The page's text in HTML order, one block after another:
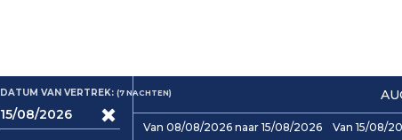
DATUM VAN VERTREK:(7NACHTEN)
Van 08/08/2026 naar 15/08/2026 Van 15/08/